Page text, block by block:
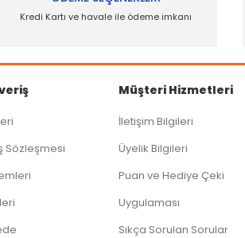
Kredi Kartı ve havale ile ödeme imkanı
Sözleşmesi
Müşteri Hizmetleri
İletişim Bilgileri
Üyelik Bilgileri
Puan ve Hediye Çeki
Uygulaması
Sıkça Sorulan Sorular